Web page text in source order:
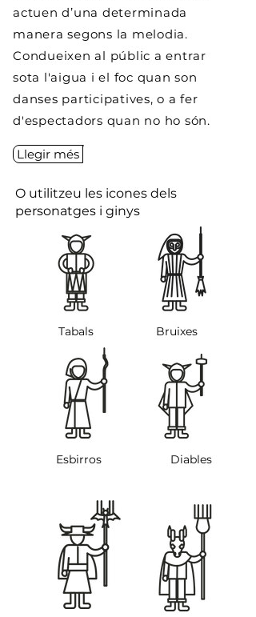
actuen d’una determinada
manera segons la melodia.
Condueixen al públic a entrar
sota l'aigua i el foc quan son
danses participatives, o a fer
d'espectadors quan no ho són.
Llegir més
O utilitzeu les icones dels
personatges i ginys
Tabals
Esbirros
Bruixes
Diables